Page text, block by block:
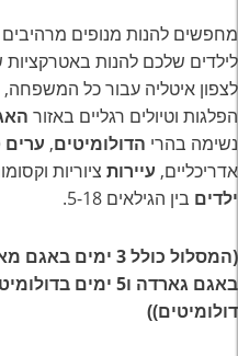
מחפשים להנות מנופים מרהיבים
לילדים שלכם להנות
לצפון איטליה עבור כל
הפלגות וטיולים רגליים באזור
נשימה בהרי הדולומיטים, ערים
אדריכליים, עיירות ציוריות
ילדים בין הגילאים 5-18.
באגם גארדה ו5
דולומיטים))